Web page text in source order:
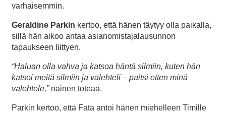
varhaisemmin.
Geraldine Parkin kertoo, että hänen täytyy olla paikalla,
sillä hän aikoo antaa asianomistajalausunnon
tapaukseen liittyen.
“Haluan olla vahva ja katsoa häntä silmiin, kuten hän
katsoi meitä silmiin ja valehteli – paitsi etten minä
valehtele,”nainen toteaa.
Parkin kertoo, että Fata antoi hänen miehelleen Timille